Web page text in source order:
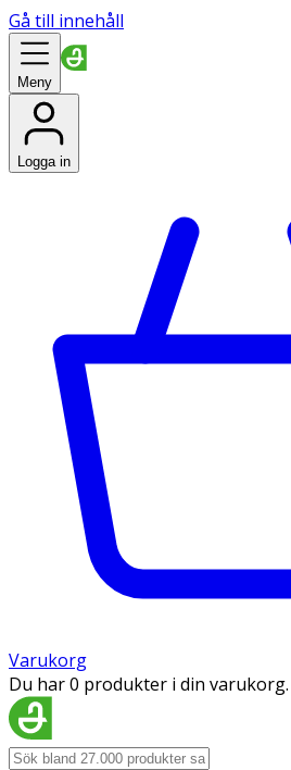
Gå till innehåll
Meny
Logga in
Varukorg
Du har 0 produkter i din varukorg.